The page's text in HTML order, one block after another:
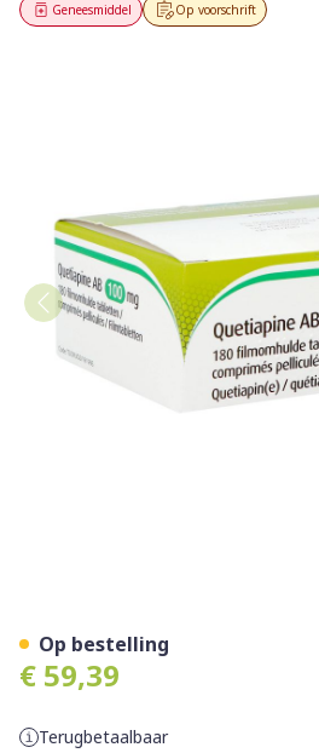
Op voorschrift
Geneesmiddel
€ 59,39
Terugbetaalbaar
Op bestelling